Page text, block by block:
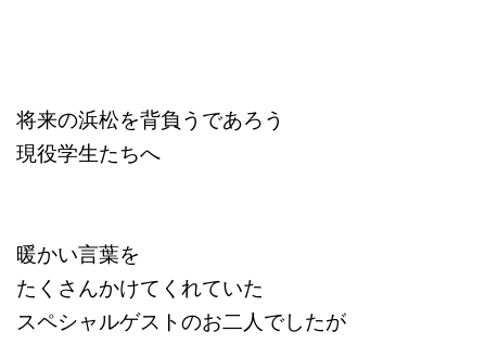
将来の浜松を背負うであろう
現役学生たちへ
暖かい言葉を
たくさんかけてくれていた
スペシャルゲストのお二人でしたが